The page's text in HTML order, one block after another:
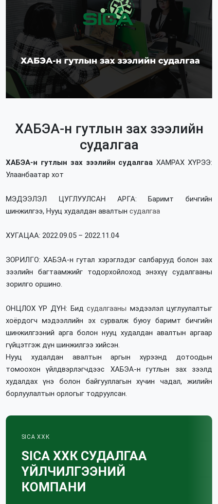
ХАБЭА-н гутлын зах зээлийн
судалгаа
ХАБЭА-н гутлын зах зээлийн судалгааХАМРАХ ХҮРЭЭ:
Улаанбаатар хот
МЭДЭЭЛЭЛ ЦУГЛУУЛСАН АРГА: Баримт бичгийн
шинжилгээ, Нууц худалдан авалтын судалгаа
ХУГАЦАА: 2022.09.05 – 2022.11.04
ЗОРИЛГО: ХАБЭА-н гутал хэрэглэдэг салбарууд болон зах
зээлийн багтаамжийг тодорхойлоход энэхүү судалгааны
зорилго оршино.
ОНЦЛОХ ҮР ДҮН: Бидсудалгааны мэдээлэл цуглуулалтыг
хоёрдогч мэдээллийн эх сурвалж буюу баримт бичгийн
шинжилгээний арга болон нууц худалдан авалтын аргаар
гүйцэтгэж дүн шинжилгээ хийсэн.
Нууц худалдан авалтын аргын хүрээнд дотоодын
томоохон үйлдвэрлэгчдээс ХАБЭА-н гутлын зах зээлд
худалдах үнэ болон байгууллагын хүчин чадал, жилийн
борлуулалтын орлогыг тодруулсан.
SICA ХХК
SICA ХХК СУДАЛГАА
ҮЙЛЧИЛГЭЭНИЙ
КОМПАНИ